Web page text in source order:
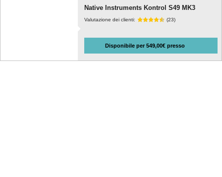
Native Instruments Kontrol S49 MK3
Valutazione dei clienti: (23)
Disponibile per 549,00€ presso